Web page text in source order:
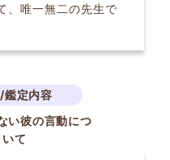
、唯一無二の先生で
い彼の言動につ
いて